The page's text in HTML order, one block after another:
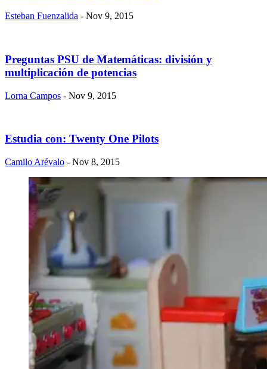
Esteban Fuenzalida - Nov 9, 2015
Preguntas PSU de Matemáticas: división y
multiplicación de potencias
Lorna Campos - Nov 9, 2015
Estudia con: Twenty One Pilots
Camilo Arévalo - Nov 8, 2015